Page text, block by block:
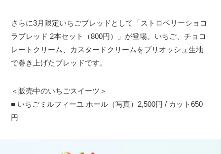
さらに3月限定いちごブレッドとして「ストロベリーショコ
ラブレッド 2本セット（800円）」が登場。いちご、チョコ
レートクリーム、カスタードクリームをブリオッシュ生地
で巻き上げたブレッドです。
＜販売中のいちごスイーツ＞
■ いちごミルフィーユ ホール（写真）2,500円 / カット650
円